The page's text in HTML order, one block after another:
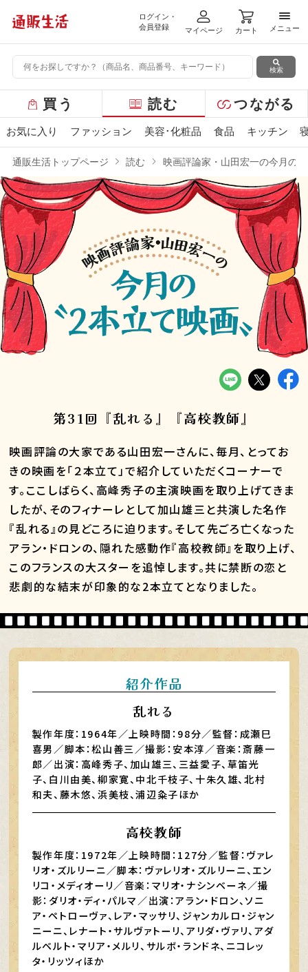
ログイン・
会員登録
マイページ カート
メニ
メニュー
検索
ー
バ
ニ
ュ
ー
買う 読む つながる
お気に入り ファッション 美容･化粧品 食品 キッチン
通販生活トップページ 読む 映画評論家・山田宏一の今月の
第31回『乱れる』『高校教師』
映画評論の大家である山田宏一さんに、毎月、とってお
きの映画を「２本立て」で紹介していただくコーナーで
す。ここしばらく、高峰秀子の主演映画を取り上げてきま
したが、そのフィナーレとして加山雄三と共演した名作
『乱れる』の見どころに迫ります。そして先ごろ亡くなった
アラン・ドロンの、隠れた感動作『高校教師』を取り上げ、
このフランスの大スターを追悼します。共に禁断の恋と
悲劇的な結末が印象的な2本立てとなりました。
紹介作品
乱れる
製作年度：1964年／上映時間：98分／監督：成瀬巳
喜男／脚本：松山善三／撮影：安本淳／音楽：斎藤一
郎／出演：高峰秀子、加山雄三、三益愛子、草笛光
子、白川由美、柳家寛、中北千枝子、十朱久雄、北村
和夫、藤木悠、浜美枝、浦辺粂子ほか
高校教師
製作年度：1972年／上映時間：127分／監督：ヴァレ
リオ・ズルリーニ／脚本：ヴァレリオ・ズルリーニ、エン
リコ・メディオーリ／音楽：マリオ・ナシンベーネ／撮
影：ダリオ・ディ・パルマ／出演：アラン・ドロン、ソニ
ア・ペトローヴァ、レア・マッサリ、ジャンカルロ・ジャン
ニーニ、レナート・サルヴァトーリ、アリダ・ヴァリ、アダ
ルベルト・マリア・メルリ、サルボ・ランドネ、ニコレッ
タ・リッツィほか